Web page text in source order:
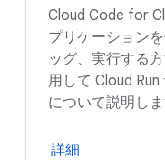
Cloud Code for
プリケーション
ッグ、実行する
用して Cloud
について説明しま
詳細